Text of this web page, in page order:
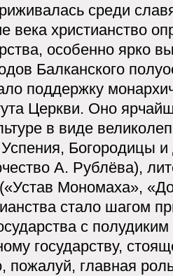
среди
века христианство
особенно ярко
Балканского
поддержку
Церкви. Оно
в виде
Богородицы
А. Рублёва),
Мономаха»,
стало шагом
с
государству,
главная